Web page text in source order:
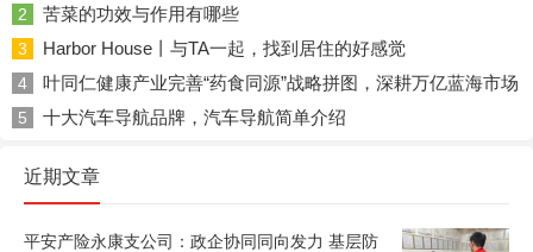
2 苦菜的功效与作用有哪些
3 Harbor House丨与TA一起，找到居住的好感觉
4 叶同仁健康产业完善“药食同源”战略拼图，深耕万亿蓝海市场
5 十大汽车导航品牌，汽车导航简单介绍
近期文章
平安产险永康支公司：政企协同同向发力 基层防